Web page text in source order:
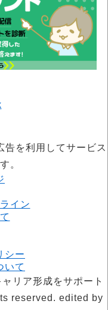
告を利用してサービス
。
イン
シー
いて
リア形成をサポート
reserved. edited by